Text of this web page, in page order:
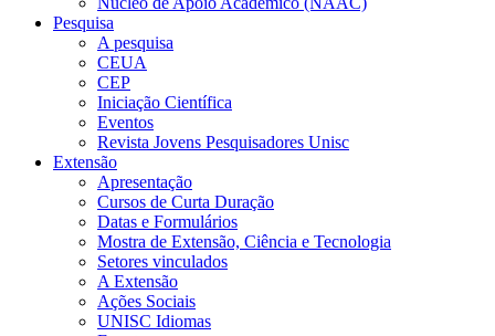
Pesquisa
A pesquisa
CEUA
CEP
Iniciação Científica
Eventos
Revista Jovens Pesquisadores Unisc
Extensão
Apresentação
Cursos de Curta Duração
Datas e Formulários
Mostra de Extensão, Ciência e Tecnologia
Setores vinculados
A Extensão
Ações Sociais
UNISC Idiomas